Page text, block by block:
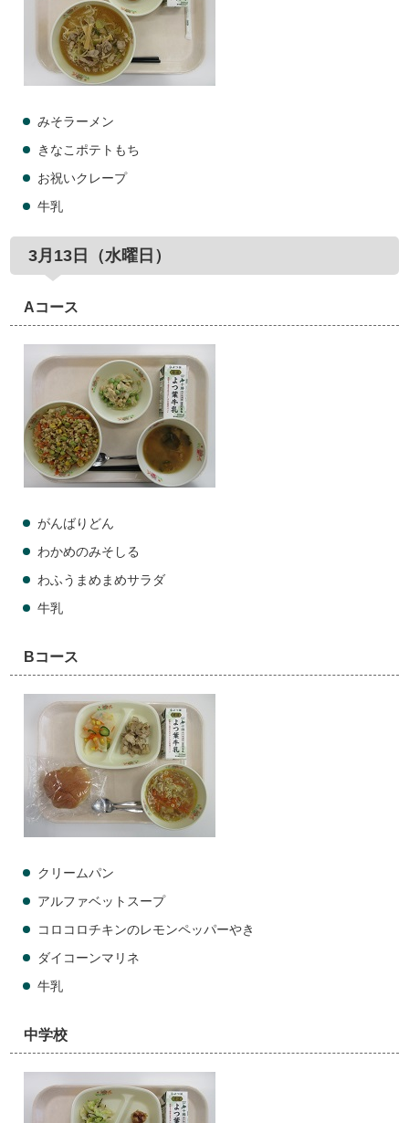
みそラーメン
きなこポテトもち
お祝いクレープ
牛乳
3月13日（水曜日）
Aコース
がんばりどん
わかめのみそしる
わふうまめまめサラダ
牛乳
Bコース
クリームパン
アルファベットスープ
コロコロチキンのレモンペッパーやき
ダイコーンマリネ
牛乳
中学校